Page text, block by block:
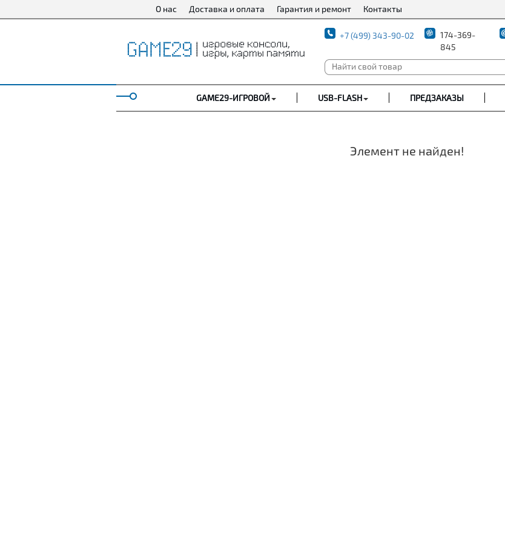
О нас Доставка и оплата Гарантия и ремонт Контакты
+7 (499) 343-90-02
174-369-
845
GAME29-ИГРОВОЙ USB-FLASH ПРЕДЗАКАЗЫ
Элемент не найден!